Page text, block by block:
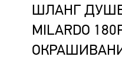
ШЛАНГ
MILARDO